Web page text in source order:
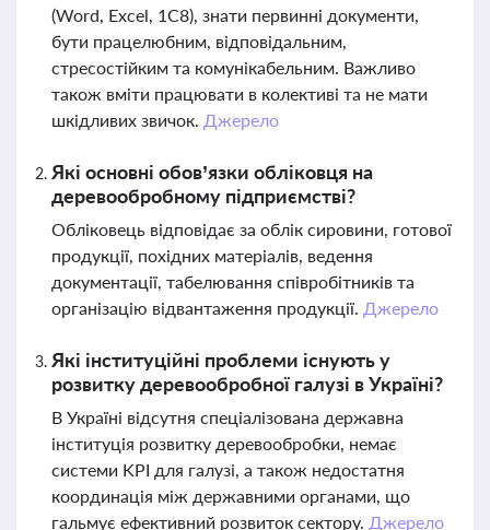
(Word, Excel, 1C8), знати первинні документи,
бути працелюбним, відповідальним,
стресостійким та комунікабельним. Важливо
також вміти працювати в колективі та не мати
шкідливих звичок. Джерело
Які основні обов’язки обліковця на
деревообробному підприємстві?
Обліковець відповідає за облік сировини, готової
продукції, похідних матеріалів, ведення
документації, табелювання співробітників та
організацію відвантаження продукції. Джерело
Які інституційні проблеми існують у
розвитку деревообробної галузі в Україні?
В Україні відсутня спеціалізована державна
інституція розвитку деревообробки, немає
системи KPI для галузі, а також недостатня
координація між державними органами, що
гальмує ефективний розвиток сектору. Джерело